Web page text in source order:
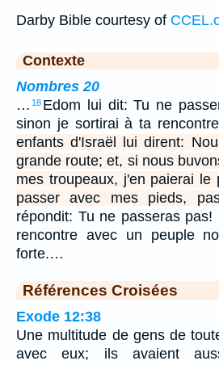
Darby Bible courtesy of
Contexte
Nombres 20
… 18 Edom lui dit: Tu ne
sinon je sortirai à ta
enfants d'Israël lui dirent:
grande route; et, si nous
mes troupeaux, j'en paierai
passer avec mes pieds,
répondit: Tu ne passeras
rencontre avec un peuple
forte.…
Références Croisées
Exode 12:38
Une multitude de gens de
avec eux; ils avaient